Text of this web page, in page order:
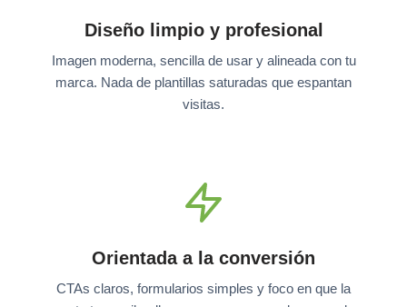
Diseño limpio y profesional
Imagen moderna, sencilla de usar y alineada con tu
marca. Nada de plantillas saturadas que espantan
visitas.
Orientada a la conversión
CTAs claros, formularios simples y foco en que la